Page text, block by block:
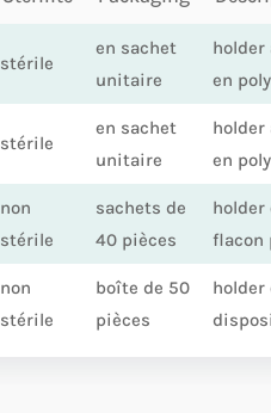
stérile
en sachet
unitaire
holder
en
stérile
en sachet
unitaire
holder
en
non
stérile
sachets de
40 pièces
holder
flacon
non
stérile
boîte de 50
pièces
holder